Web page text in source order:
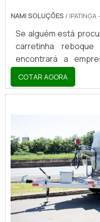
NAMI SOLUÇÕES / IPATINGA
Se alguém está
carretinha reboque
encontrará a
mercado.
vitrine que se chama
descobrindo a
DE
fabrica de
abastecimento
Solucoes. É possível
COTAR AGORA